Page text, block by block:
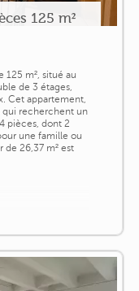
125 m²
m², situé au
de 3 étages,
Cet appartement,
qui recherchent un
pièces, dont 2
une famille ou
de 26,37 m² est